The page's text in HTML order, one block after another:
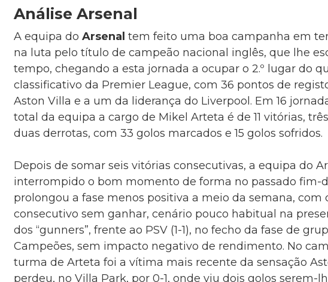
Análise Arsenal
A equipa do Arsenal tem feito uma boa campanha em
na luta pelo título de campeão nacional inglês, que lhe
tempo, chegando a esta jornada a ocupar o 2.º lugar do
classificativo da Premier League, com 36 pontos de
Aston Villa e a um da liderança do Liverpool. Em 16
total da equipa a cargo de Mikel Arteta é de 11 vitórias,
duas derrotas, com 33 golos marcados e 15 golos sofridos.
Depois de somar seis vitórias consecutivas, a equipa do
interrompido o bom momento de forma no passado fim-
prolongou a fase menos positiva a meio da semana, com
consecutivo sem ganhar, cenário pouco habitual na
dos “gunners”, frente ao PSV (1-1), no fecho da fase de
Campeões, sem impacto negativo de rendimento. No
turma de Arteta foi a vítima mais recente da sensação
perdeu, no Villa Park, por 0-1, onde viu dois golos serem-